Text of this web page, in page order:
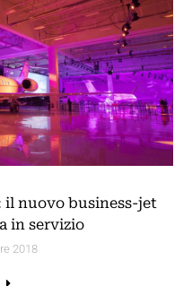
il nuovo business-jet
in servizio
2018